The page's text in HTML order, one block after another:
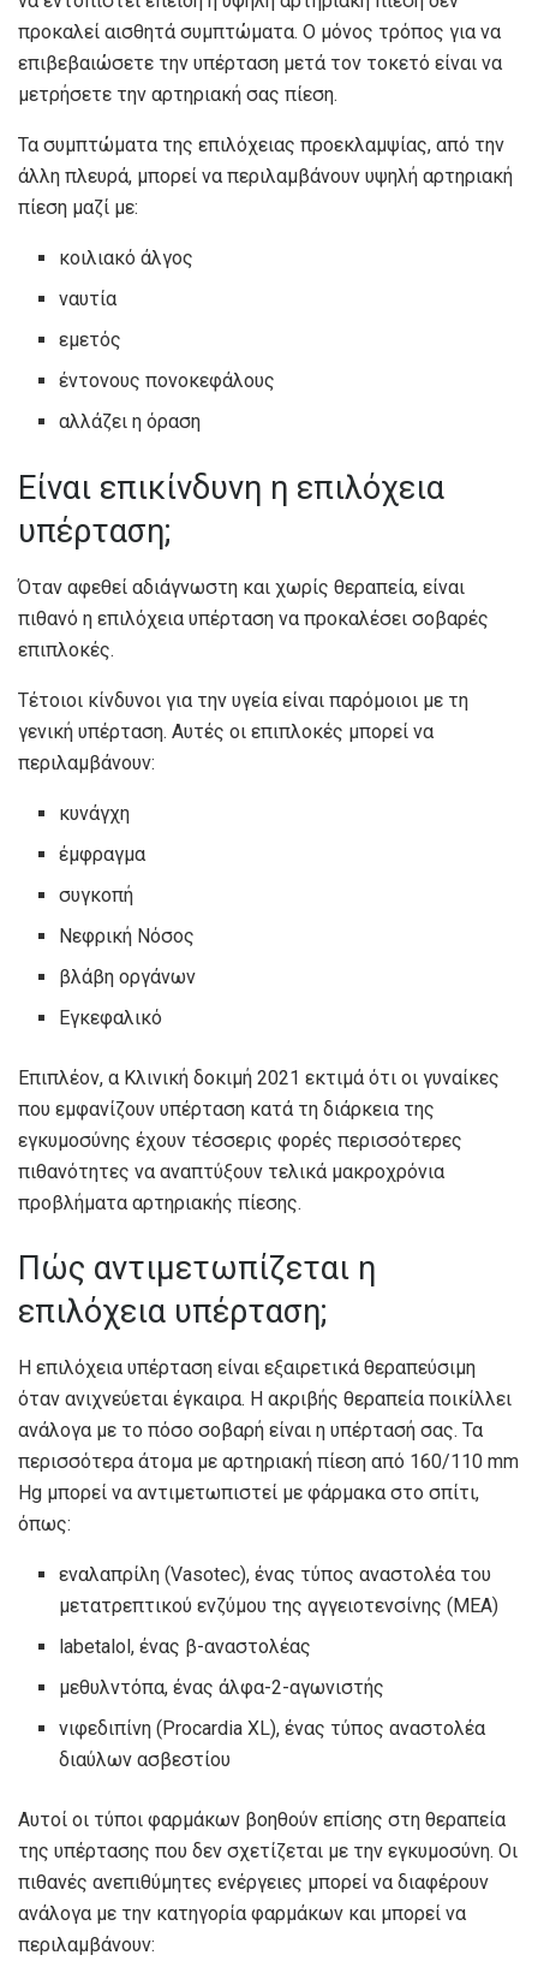
προκαλεί αισθητά συμπτώματα. Ο μόνος τρόπος για να
επιβεβαιώσετε την υπέρταση μετά τον τοκετό είναι να
μετρήσετε την αρτηριακή σας πίεση.
Τα συμπτώματα της επιλόχειας προεκλαμψίας, από την
άλλη πλευρά, μπορεί να περιλαμβάνουν υψηλή αρτηριακή
πίεση μαζί με:
κοιλιακό άλγος
ναυτία
εμετός
έντονους πονοκεφάλους
αλλάζει η όραση
Είναι επικίνδυνη η επιλόχεια
υπέρταση;
Όταν αφεθεί αδιάγνωστη και χωρίς θεραπεία, είναι
πιθανό η επιλόχεια υπέρταση να προκαλέσει σοβαρές
επιπλοκές.
Τέτοιοι κίνδυνοι για την υγεία είναι παρόμοιοι με τη
γενική υπέρταση. Αυτές οι επιπλοκές μπορεί να
περιλαμβάνουν:
κυνάγχη
έμφραγμα
συγκοπή
Νεφρική Νόσος
βλάβη οργάνων
Εγκεφαλικό
Επιπλέον, α Κλινική δοκιμή 2021 εκτιμά ότι οι γυναίκες
που εμφανίζουν υπέρταση κατά τη διάρκεια της
εγκυμοσύνης έχουν τέσσερις φορές περισσότερες
πιθανότητες να αναπτύξουν τελικά μακροχρόνια
προβλήματα αρτηριακής πίεσης.
Πώς αντιμετωπίζεται η
επιλόχεια υπέρταση;
Η επιλόχεια υπέρταση είναι εξαιρετικά θεραπεύσιμη
όταν ανιχνεύεται έγκαιρα. Η ακριβής θεραπεία ποικίλλει
ανάλογα με το πόσο σοβαρή είναι η υπέρτασή σας. Τα
περισσότερα άτομα με αρτηριακή πίεση από 160/110 mm
Hg μπορεί να αντιμετωπιστεί με φάρμακα στο σπίτι,
όπως:
εναλαπρίλη (Vasotec), ένας τύπος αναστολέα του
μετατρεπτικού ενζύμου της αγγειοτενσίνης (ΜΕΑ)
labetalol, ένας β-αναστολέας
μεθυλντόπα, ένας άλφα-2-αγωνιστής
νιφεδιπίνη (Procardia XL), ένας τύπος αναστολέα
διαύλων ασβεστίου
Αυτοί οι τύποι φαρμάκων βοηθούν επίσης στη θεραπεία
της υπέρτασης που δεν σχετίζεται με την εγκυμοσύνη. Οι
πιθανές ανεπιθύμητες ενέργειες μπορεί να διαφέρουν
ανάλογα με την κατηγορία φαρμάκων και μπορεί να
περιλαμβάνουν: